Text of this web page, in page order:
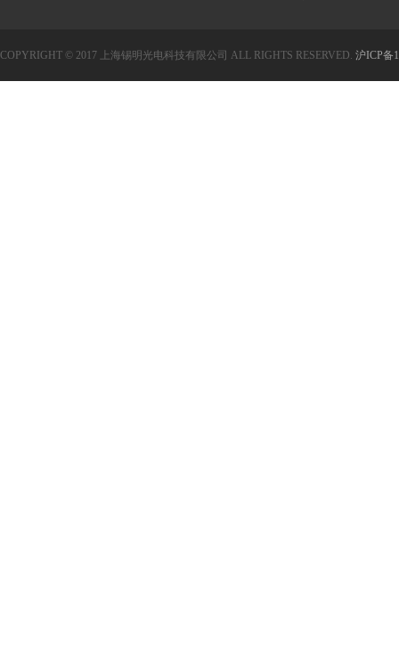
COPYRIGHT © 2017 上海锡明光电科技有限公司 ALL RIGHTS RESERVED. 沪ICP备